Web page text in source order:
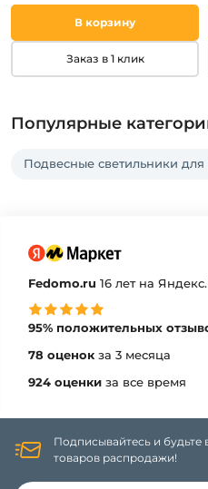
В корзину
Заказ в 1 клик
Популярные
Подвесные светильники
Fedomo.ru 16 лет на
95% положительных
78 оценок за 3 месяца
924 оценки за все время
Подписывайтесь и будьте
товаров распродажи!